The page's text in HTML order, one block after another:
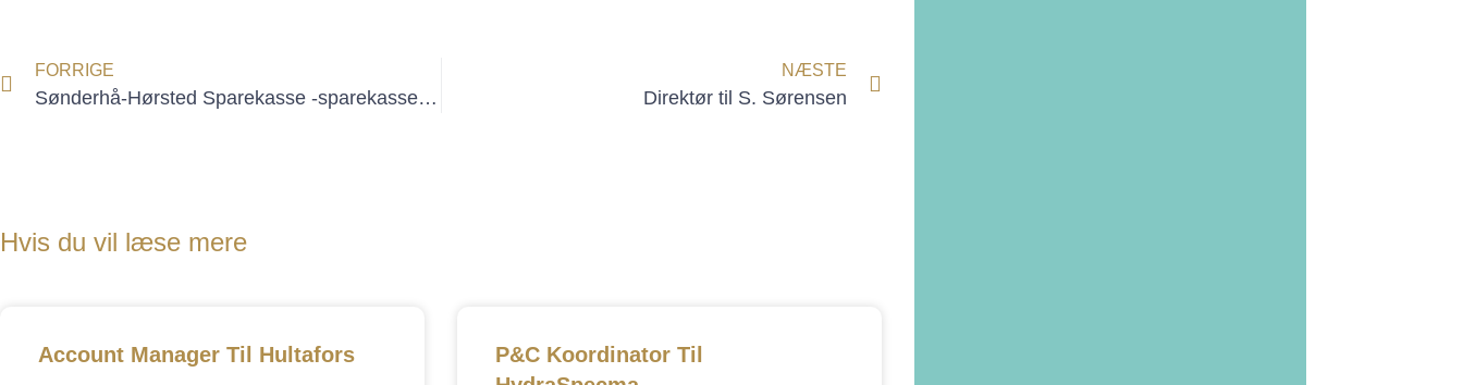
FORRIGE
Sønderhå-Hørsted Sparekasse -sparekassedirektør
NÆSTE
Direktør til S. Sørensen
Hvis du vil læse mere
Account Manager Til Hultafors
P&C Koordinator Til